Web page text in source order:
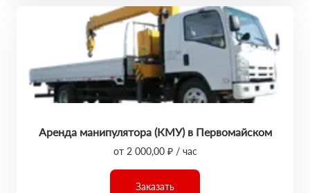
Аренда манипулятора (КМУ) в Первомайском
от 2 000,00 ₽ / час
Заказать